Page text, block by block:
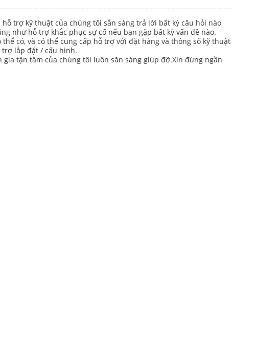
trợ kỹ thuật của chúng tôi sẵn sàng trả lời bất kỳ câu hỏi nào
như hỗ trợ khắc phục sự cố nếu bạn gặp bất kỳ vấn đề nào.
có, và có thể cung cấp hỗ trợ với đặt hàng và thông số kỹ thuật
trợ lắp đặt / cấu hình.
tận tâm của chúng tôi luôn sẵn sàng giúp đỡ.Xin đừng ngần